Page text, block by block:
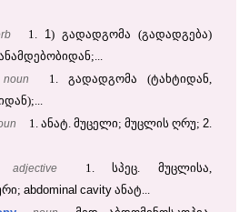
1. 1) გადადგომა (გადადგება)
noun
1. გადადგომა (ტახტიდან,
1. ანატ. მუცელი; მუცლის ღრუ; 2.
adjective
1. სპეც. მუცლისა,
abdominal cavityანატ...